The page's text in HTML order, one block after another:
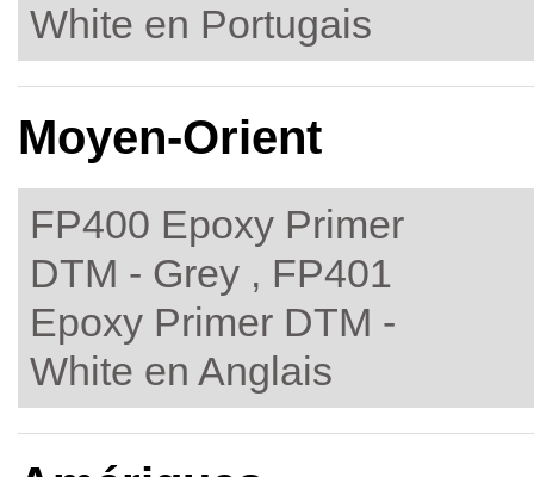
White en Portugais
Moyen-Orient
FP400 Epoxy Primer
DTM - Grey , FP401
Epoxy Primer DTM -
White en Anglais